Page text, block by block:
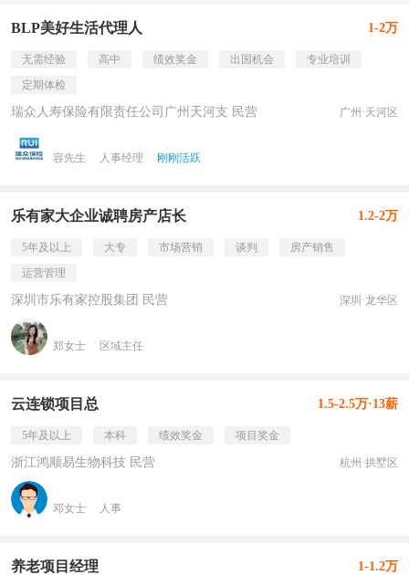
BLP美好生活代理人 1-2万
无需经验 高中 绩效奖金 出国机会
专业培训
定期体检
瑞众人寿保险有限责任公司广州天河支 民营 广州·天河区
容先生 人事经理 刚刚活跃
乐有家大企业诚聘房产店长 1.2-2万
5年及以上 大专 市场营销 谈判
房产销售
运营管理
深圳市乐有家控股集团 民营 深圳·龙华区
郑女士 区域主任
云连锁项目总 1.5-2.5万·13薪
5年及以上 本科 绩效奖金 项目奖金
浙江鸿顺易生物科技 民营 杭州·拱墅区
邓女士 人事
养老项目经理 1-1.2万